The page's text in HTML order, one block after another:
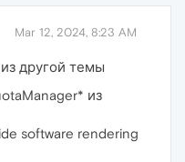
Mar 12, 2024, 8:23 AM
другой темы
из
software rendering